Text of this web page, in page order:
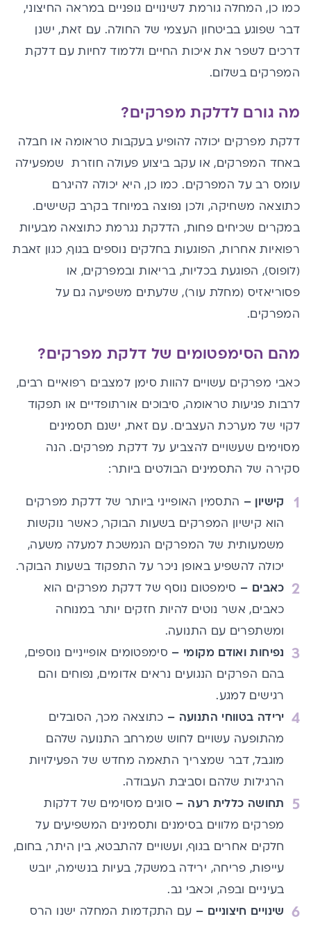
כמו כן, המחלה גורמת לשינויים גופניים במראה החיצוני,
דבר שפוגע בביטחון העצמי של החולה. עם זאת, ישנן
דרכים לשפר את איכות החיים וללמוד לחיות עם דלקת
המפרקים בשלום.
מה גורם לדלקת מפרקים?
דלקת מפרקים יכולה להופיע בעקבות טראומה או חבלה
באחד המפרקים, או עקב ביצוע פעולה חוזרת שמפעילה
עומס רב על המפרקים. כמו כן, היא יכולה להיגרם
כתוצאה משחיקה, ולכן נפוצה במיוחד בקרב קשישים.
במקרים שכיחים פחות, הדלקת נגרמת כתוצאה מבעיות
רפואיות אחרות, הפוגעות בחלקים נוספים בגוף, כגון זאבת
(לופוס), הפוגעת בכליות, בריאות ובמפרקים, או
פסוריאזיס (מחלת עור), שלעתים משפיעה גם על
המפרקים.
מהם הסימפטומים של דלקת מפרקים?
כאבי מפרקים עשויים להוות סימן למצבים רפואיים רבים,
לרבות פגיעות טראומה, סיבוכים אורתופדיים או תפקוד
לקוי של מערכת העצבים. עם זאת, ישנם תסמינים
מסוימים שעשויים להצביע על דלקת מפרקים. הנה
סקירה של התסמינים הבולטים ביותר:
קישיון – התסמין האופייני ביותר של דלקת מפרקים
הוא קישיון המפרקים בשעות הבוקר, כאשר נוקשות
משמעותית של המפרקים הנמשכת למעלה משעה,
יכולה להשפיע באופן ניכר על התפקוד בשעות הבוקר.
כאבים – סימפטום נוסף של דלקת מפרקים הוא
כאבים, אשר נוטים להיות חזקים יותר במנוחה
ומשתפרים עם התנועה.
נפיחות ואודם מקומי – סימפטומים אופייניים נוספים,
בהם הפרקים הנגועים נראים אדומים, נפוחים והם
רגישים למגע.
ירידה בטווחי התנועה – כתוצאה מכך, הסובלים
מהתופעה עשויים לחוש שמרחב התנועה שלהם
מוגבל, דבר שמצריך התאמה מחדש של הפעילויות
הרגילות שלהם וסביבת העבודה.
תחושה כללית רעה – סוגים מסוימים של דלקות
מפרקים מלווים בסימנים ותסמינים המשפיעים על
חלקים אחרים בגוף, ועשויים להתבטא, בין היתר, בחום,
עייפות, פריחה, ירידה במשקל, בעיות בנשימה, יובש
בעיניים ובפה, וכאבי גב.
שינויים חיצוניים – עם התקדמות המחלה ישנו הרס